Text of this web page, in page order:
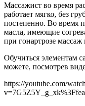
Массажист во время
работает мягко, без
постепенно. Во время
масла, имеющие
при гонартрозе
Обучиться элементам
можете, посмотрев
https://youtube.com/